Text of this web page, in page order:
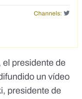
Channels:
presidente de
un vídeo
presidente de